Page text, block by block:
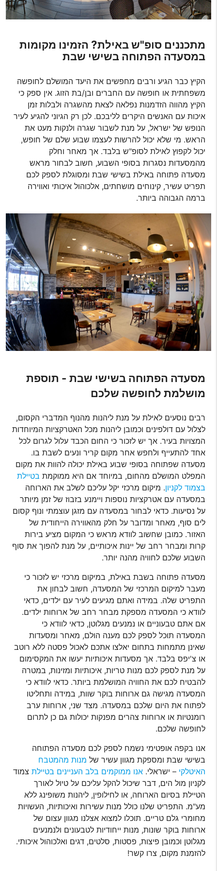
מתכננים סופ"ש באילת? הזמינו מקומות
במסעדה הפתוחה בשישי שבת
הקיץ כבר הגיע ורבים מחפשים את היעד המושלם לחופשה
משפחתית או חופשה עם החברים ובן/בת הזוג. אין ספק כי
הקיץ מהווה הזדמנות נפלאה לצאת מהשגרה ולבלות זמן
איכות עם האנשים היקרים לליבכם. לכן רק הגיוני להגיע לעיר
הנופש של ישראל, על מנת לשבור שגרה ולנקות מעט את
הראש. מי שלא יכול להרשות לעצמו שבוע שלם של חופש,
יכול לקפוץ לאילת לסופ"ש בלבד. אך מאחר וחלק
מהמסעדות נסגרות בסופי השבוע, חשוב לבחור מראש
מסעדה פתוחה באילת בשישי שבת ומסוגלת לספק לכם
תפריט עשיר, קינוחים מושחתים, אלכוהול איכותי ואווירה
ברמה הגבוהה ביותר.
מסעדה הפתוחה בשישי שבת - תוספת
מושלמת לחופשה שלכם
רבים נוסעים לאילת על מנת ליהנות מהנוף המדברי הקסום,
לצלול עם דולפינים וכמובן ליהנות מכל האטרקציות המיוחדות
המצויות בעיר. אך יש לזכור כי החום הכבד עלול לגרום לכל
אחד להתעייף ולחפש אחר מקום קריר ונעים לשבת בו.
מסעדה שפתוחה בסופי שבוע באילת יכולה להוות את מקום
המפלט המושלם מהחום, במיוחד אם היא ממוקמת בטיילת
בצמוד לקניון. מיקום מרכזי יקל עליכם לשלב את הארוחה
במסעדה עם אטרקציות נוספות ויימנע בזבוז של זמן מיותר
על נסיעות. כדאי לבחור במסעדה עם מזגן עוצמתי ונוף קסום
לים סוף, מאחר ומדובר על חלק מהאווירה הייחודית של
האזור. כמובן שחשוב לוודא מראש כי המקום מציע בירות
קרות ומבחר רחב של יינות איכותיים, על מנת להפוך את סוף
השבוע שלכם לחוויה מהנה יותר.
מסעדה פתוחה בשבת באילת, במיקום מרכזי יש לזכור כי
מעבר למיקום המרכזי של המסעדה, חשוב לבחון את
התפריט שלה. במידה ואתם מגיעים לעיר עם ילדים, כדאי
לוודא כי המסעדה מספקת מבחר רחב של ארוחות ילדים.
אם אתם טבעוניים או נמנעים מגלוטן, כדאי לוודא כי
המסעדה תוכל לספק לכם מענה הולם, מאחר ומסעדות
שאינן מתמחות בתחום יאלצו אתכם לאכול פסטה ללא רוטב
או צ'יפס בלבד. אך מסעדות איכותיות יעשו את המקסימום
על מנת לספק לכם מנות טריות, איכותיות ומזינות, במטרה
להבטיח לכם את החוויה המושלמת ביותר. כדאי לוודא כי
המסעדה מגישה גם ארוחות בוקר שוות, במידה ותחליטו
לפתוח את היום שלכם במסעדה. מצד שני, ארוחות ערב
רומנטיות או ארוחות צהרים מפנקות יכולות גם כן לתרום
לחופשה שלכם.
אנו בקפה אופטימי נשמח לספק לכם מסעדה הפתוחה
בשישי שבת ומספקת מגוון עשיר של מנות מהמטבח
האיטלקי – ישראלי. אנו ממוקמים בלב העניינים בטיילת צמוד
לקניון מול הים, דבר שיכול להקל עליכם על טיול לאורך
הטיילת בסיום הארוחה, או לחילופין, ליהנות משופינג ללא
מע"מ. התפריט שלנו כולל מנות עשירות ואיכותיות, העשויות
מחומרי גלם טריים. תוכלו למצוא אצלנו מגוון עצום של
ארוחות בוקר שונות, מנות ייחודיות לטבעונים ולנמנעים
מגלוטן וכמובן פיצות, פסטות, סלטים, דגים ואלכוהול איכותי.
להזמנת מקום, צרו קשר!